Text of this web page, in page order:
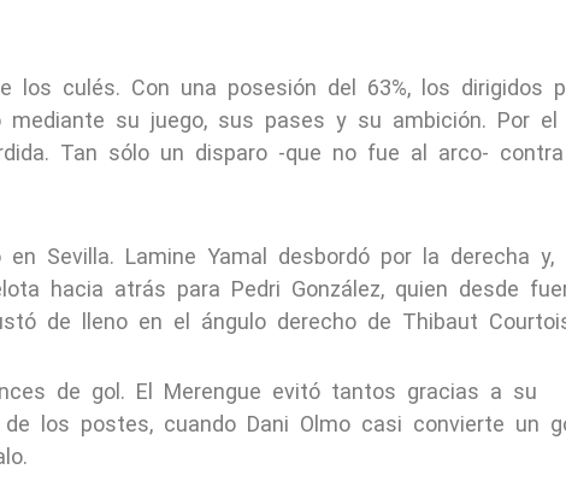
los culés. Con una posesión del 63%, los dirigidos
su juego, sus pases y su ambición. Por el
Tan sólo un disparo -que no fue al arco- contra
Sevilla. Lamine Yamal desbordó por la derecha y,
hacia atrás para Pedri González, quien desde
de lleno en el ángulo derecho de Thibaut
de gol. El Merengue evitó tantos gracias a su
los postes, cuando Dani Olmo casi convierte un